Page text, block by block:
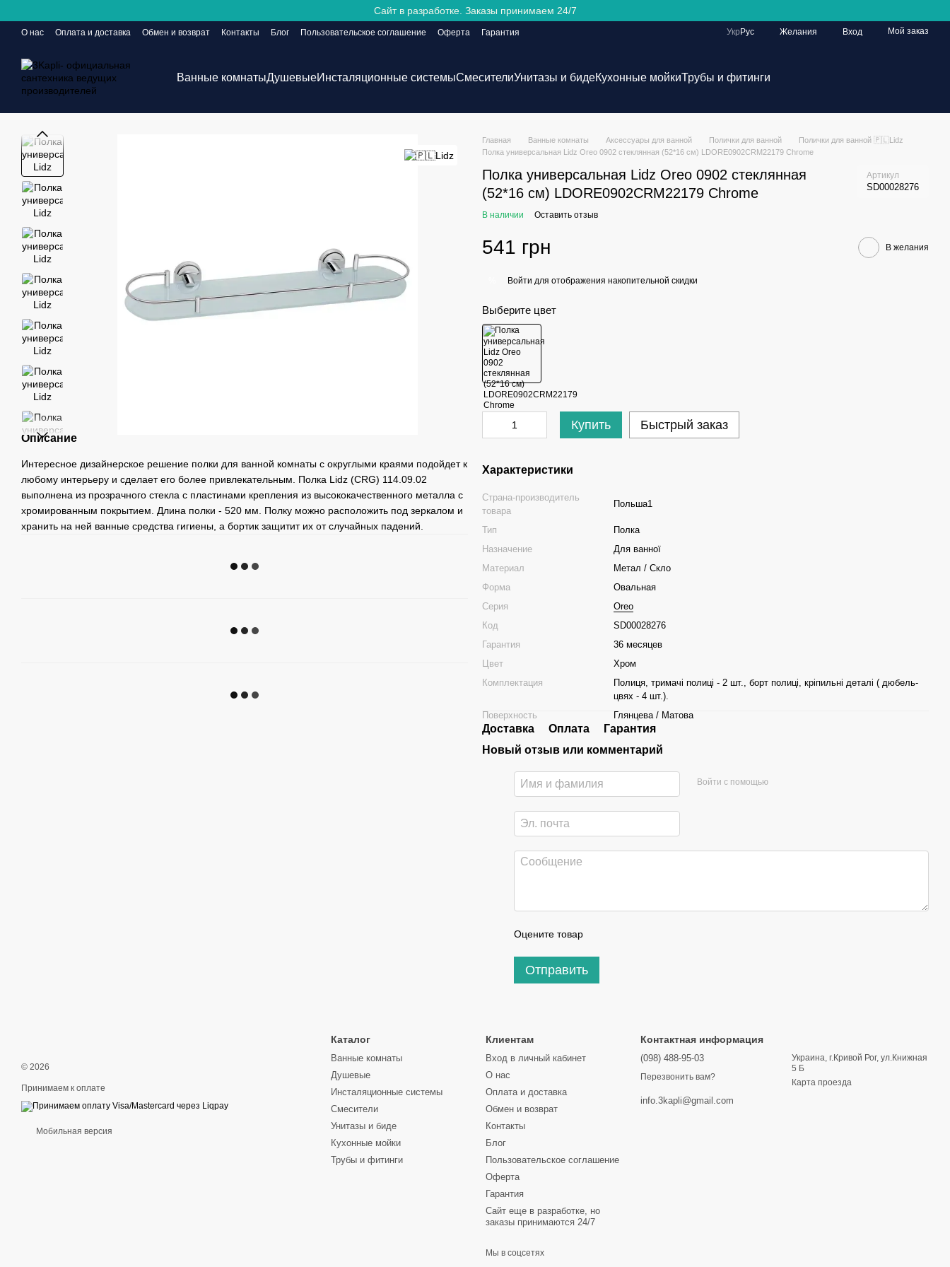
Сайт в разработке. Заказы принимаем 24/7
О нас Оплата и доставка Обмен и возврат Контакты Блог Пользовательское соглашение Оферта
Гарантия
Укр Рус Желания Вход Мой заказ
Ванные комнатыДушевыеИнсталяционные системыСмесителиУнитазы и бидеКухонные мойкиТрубы и фитинги
Описание
Интересное дизайнерское решение полки для ванной комнаты с округлыми краями подойдет к
любому интерьеру и сделает его более привлекательным. Полка Lidz (CRG) 114.09.02
выполнена из прозрачного стекла с пластинами крепления из высококачественного металла с
хромированным покрытием. Длина полки - 520 мм. Полку можно расположить под зеркалом и
хранить на ней ванные средства гигиены, а бортик защитит их от случайных падений.
Главная Ванные комнаты Аксессуары для ванной Полички для ванной
Полички для ванной 🇵🇱Lidz
Полка универсальная Lidz Oreo 0902 стеклянная (52*16 см) LDORE0902CRM22179 Chrome
Полка универсальная Lidz Oreo 0902 стеклянная
(52*16 см) LDORE0902CRM22179 Chrome
Артикул
SD00028276
В наличии Оставить отзыв
541 грн В желания
Войти для отображения накопительной скидки
Выберите цвет
Купить Быстрый заказ
Характеристики
Страна-производитель
товара
Польша1
Тип
Полка
Назначение
Для ванної
Материал
Метал / Скло
Форма
Овальная
Серия
Oreo
Код
SD00028276
Гарантия
36 месяцев
Цвет
Хром
Комплектация
Полиця, тримачі полиці - 2 шт., борт полиці, кріпильні деталі ( дюбель-
цвях - 4 шт.).
Поверхность
Глянцева / Матова
Доставка Оплата
Гарантия
Новый отзыв или комментарий
Войти с помощью
Оцените товар
Отправить
© 2026
Принимаем к оплате
Мобильная версия
Каталог
Ванные комнаты
Душевые
Инсталяционные системы
Смесители
Унитазы и биде
Кухонные мойки
Трубы и фитинги
Клиентам
Вход в личный кабинет
О нас
Оплата и доставка
Обмен и возврат
Контакты
Блог
Пользовательское соглашение
Оферта
Гарантия
Сайт еще в разработке, но
заказы принимаются 24/7
Мы в соцсетях
Контактная информация
(098) 488-95-03
Перезвонить вам?
info.3kapli@gmail.com
Украина, г.Кривой Рог, ул.Книжная
5 Б
Карта проезда